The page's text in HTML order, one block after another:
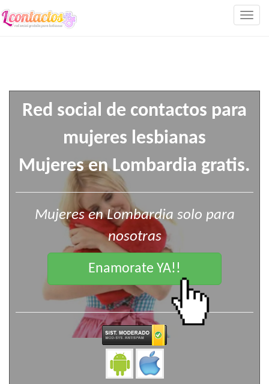
Red social de contactos para
mujeres lesbianas
Mujeres en Lombardia gratis.
Mujeres en Lombardia solo para
nosotras
Enamorate YA!!